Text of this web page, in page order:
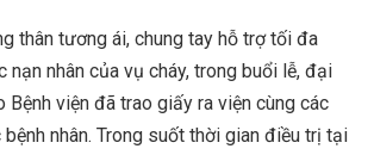
thân tương ái, chung tay hỗ trợ tối đa
nạn nhân của vụ cháy, trong buổi lễ, đại
Bệnh viện đã trao giấy ra viện cùng các
nhân. Trong suốt thời gian điều trị tại